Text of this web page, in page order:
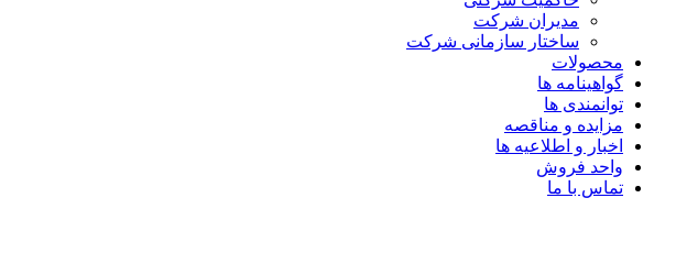
مدیران شرکت
ساختار سازمانی شرکت
محصولات
گواهینامه ها
توانمندی ها
مزایده و مناقصه
اخبار و اطلاعیه ها
واحد فروش
تماس با ما